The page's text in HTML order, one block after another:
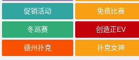
促销活动 免费比赛
冬巡赛 创造正EV
德州扑克 扑克女神